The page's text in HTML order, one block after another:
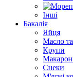
Інші
Бакалія
Яйця
Масло та
Крупи
Снеки